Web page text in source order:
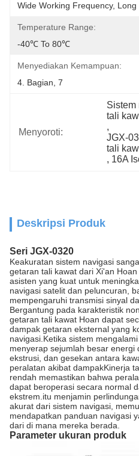
Wide Working Frequency, Long
Temperature Range:
-40℃ To 80℃
Menyediakan Kemampuan:
4. Bagian, 7
Menyoroti:
Sistem
tali
,
JGX-
tali
, 16A
Deskripsi Produk
Seri JGX-0320
Keakuratan sistem navigasi
getaran tali kawat dari Xi'an
asisten yang kuat untuk
navigasi satelit dan peluncuran,
mempengaruhi transmisi sinyal
Bergantung pada karakteristik
getaran tali kawat Hoan dapat
dampak getaran eksternal yang
navigasi.Ketika sistem
menyerap sejumlah besar energi
ekstrusi, dan gesekan antara
peralatan akibat dampakKinerja
rendah memastikan bahwa
dapat beroperasi secara normal
ekstrem.itu menjamin
akurat dari sistem navigasi,
mendapatkan panduan navigasi
dari di mana mereka berada.
Parameter ukuran produk